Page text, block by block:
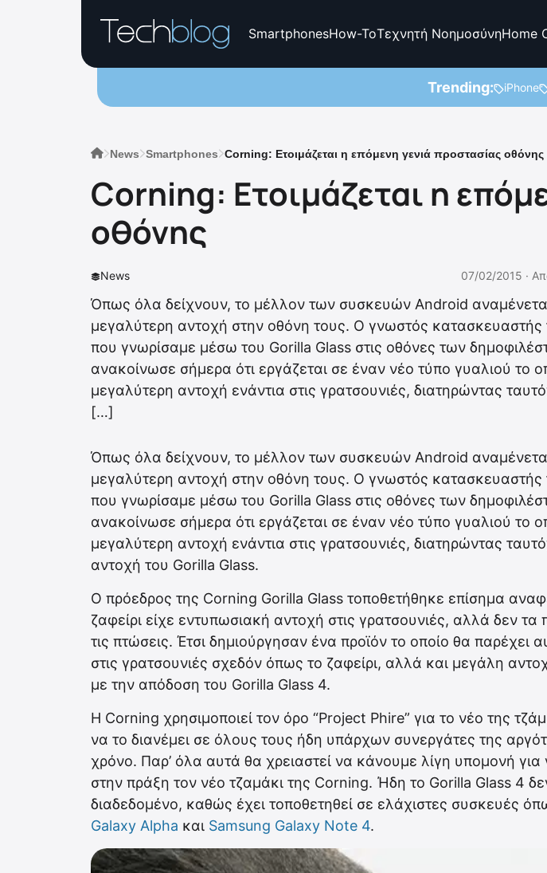
SmartphonesHow-ToΤεχνητή ΝοημοσύνηHome
Trending: iPhone
News Smartphones Corning: Ετοιμάζεται η επόμενη γενιά προστασίας οθόνης
Corning: Ετοιμάζεται η
οθόνης
News 07/02/2015 ·
Όπως όλα δείχνουν, το μέλλον των συσκευών Android
μεγαλύτερη αντοχή στην οθόνη τους. Ο γνωστός κατασκευαστής
που γνωρίσαμε μέσω του Gorilla Glass στις οθόνες των
ανακοίνωσε σήμερα ότι εργάζεται σε έναν νέο τύπο γυαλιού το
μεγαλύτερη αντοχή ενάντια στις γρατσουνιές, διατηρώντας
[…]
Όπως όλα δείχνουν, το μέλλον των συσκευών Android
μεγαλύτερη αντοχή στην οθόνη τους. Ο γνωστός κατασκευαστής
που γνωρίσαμε μέσω του Gorilla Glass στις οθόνες των
ανακοίνωσε σήμερα ότι εργάζεται σε έναν νέο τύπο γυαλιού το
μεγαλύτερη αντοχή ενάντια στις γρατσουνιές, διατηρώντας
αντοχή του Gorilla Glass.
Ο πρόεδρος της Corning Gorilla Glass τοποθετήθηκε επίσημα
ζαφείρι είχε εντυπωσιακή αντοχή στις γρατσουνιές, αλλά δεν τα
τις πτώσεις. Έτσι δημιούργησαν ένα προϊόν το οποίο θα παρέχει
στις γρατσουνιές σχεδόν όπως το ζαφείρι, αλλά και μεγάλη
με την απόδοση του Gorilla Glass 4.
Η Corning χρησιμοποιεί τον όρο “Project Phire” για το νέο της
να το διανέμει σε όλους τους ήδη υπάρχων συνεργάτες της
χρόνο. Παρ’ όλα αυτά θα χρειαστεί να κάνουμε λίγη υπομονή για
στην πράξη τον νέο τζαμάκι της Corning. Ήδη το Gorilla Glass 4 δεν
διαδεδομένο, καθώς έχει τοποθετηθεί σε ελάχιστες συσκευές
Galaxy Alpha και Samsung Galaxy Note 4.